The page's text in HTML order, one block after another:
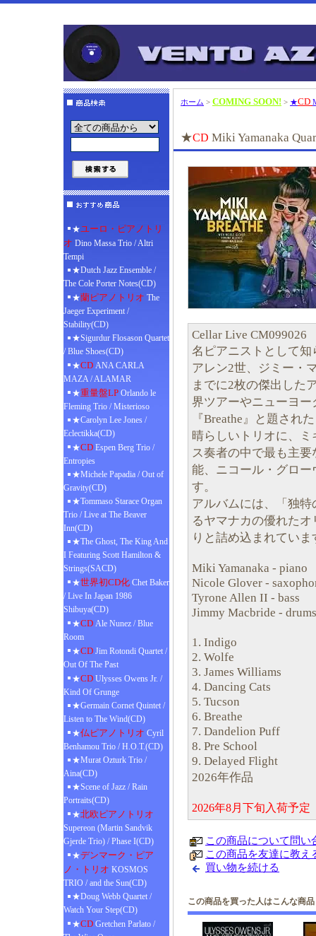
★ユーロ・ピアノトリ
オ Dino Massa Trio / Altri
Tempi
★Dutch Jazz Ensemble /
The Cole Porter Notes(CD)
★蘭ピアノトリオ The
Jaeger Experiment /
Stability(CD)
★Sigurdur Flosason Quartet
/ Blue Shoes(CD)
★CD ANA CARLA
MAZA / ALAMAR
★重量盤LP Orlando le
Fleming Trio / Misterioso
★Carolyn Lee Jones /
Eclectikka(CD)
★CD Espen Berg Trio /
Entropies
★Michele Papadia / Out of
Gravity(CD)
★Tommaso Starace Organ
Trio / Live at The Beaver
Inn(CD)
★The Ghost, The King And
I Featuring Scott Hamilton &
Strings(SACD)
★世界初CD化 Chet Baker
/ Live In Japan 1986
Shibuya(CD)
★CD Ale Nunez / Blue
Room
★CD Jim Rotondi Quartet /
Out Of The Past
★CD Ulysses Owens Jr. /
Kind Of Grunge
★Germain Cornet Quintet /
Listen to The Wind(CD)
★仏ピアノトリオ Cyril
Benhamou Trio / H.O.T.(CD)
★Murat Ozturk Trio /
Aina(CD)
★Scene of Jazz / Rain
Portraits(CD)
★北欧ピアノトリオ
Supereon (Martin Sandvik
Gjerde Trio) / Phase I(CD)
★デンマーク・ピア
ノ・トリオ KOSMOS
TRIO / and the Sun(CD)
★Doug Webb Quartet /
Watch Your Step(CD)
★CD Gretchen Parlato /
ホーム > COMING SOON! > ★CD
★CD Miki Yamanaka
Cellar Live CM099026
名ピアニストとして
アレン2世、ジミー・
までに2枚の傑出した
界ツアーやニューヨ
『Breathe』と題され
晴らしいトリオに、
ス奏者の中で最も主
能、ニコール・グロ
す。
アルバムには、「独
るヤマナカの優れた
りと詰め込まれていま
Miki Yamanaka - piano
Nicole Glover -
Tyrone Allen II - bass
Jimmy Macbride - drums
1. Indigo
2. Wolfe
3. James Williams
4. Dancing Cats
5. Tucson
6. Breathe
7. Dandelion Puff
8. Pre School
9. Delayed Flight
2026年作品
2026年8月下旬入荷予
この商品について問い
この商品を友達に教え
買い物を続ける
この商品を買った人はこんな商